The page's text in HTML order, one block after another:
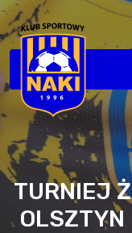
TURNIEJ